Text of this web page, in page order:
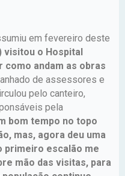
em fevereiro deste
visitou o Hospital
como andam as obras
de assessores e
pelo canteiro,
pela
bom tempo no topo
mas, agora deu uma
primeiro escalão me
mão das visitas, para